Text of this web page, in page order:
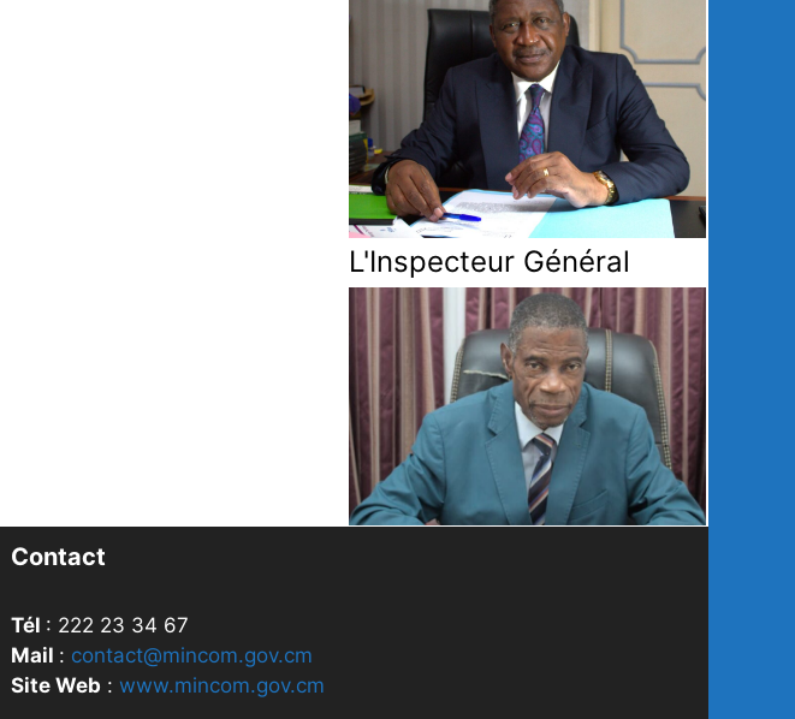
L'Inspecteur Général
Contact
Tél : 222 23 34 67
Mail : contact@mincom.gov.cm
Site Web : www.mincom.gov.cm